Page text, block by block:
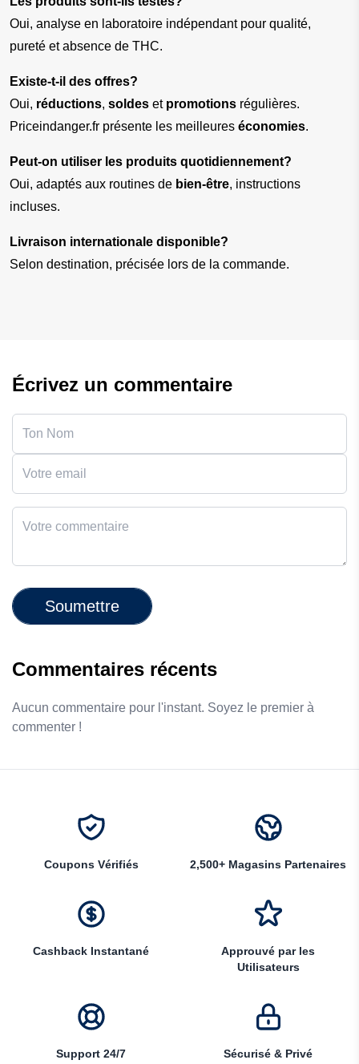
Oui, analyse en laboratoire indépendant pour qualité,
pureté et absence de THC.
Existe-t-il des offres?
Oui, réductions, soldes et promotions régulières.
Priceindanger.fr présente les meilleures économies.
Peut-on utiliser les produits quotidiennement?
Oui, adaptés aux routines de bien-être, instructions
incluses.
Livraison internationale disponible?
Selon destination, précisée lors de la commande.
Écrivez un commentaire
Soumettre
Commentaires récents
Aucun commentaire pour l'instant. Soyez le premier à
commenter !
Coupons Vérifiés 2,500+ Magasins Partenaires
Cashback Instantané
Approuvé par les
Utilisateurs
Support 24/7 Sécurisé & Privé